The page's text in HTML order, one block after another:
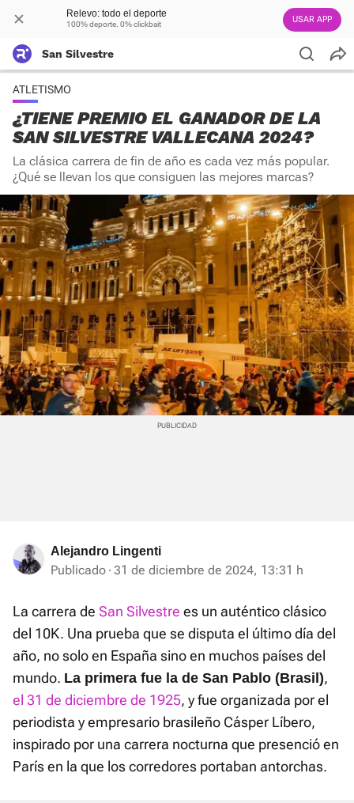
Relevo: todo el deporte
100% deporte. 0% clickbait USAR APP
San Silvestre
ATLETISMO
¿TIENE PREMIO EL GANADOR DE LA
SAN SILVESTRE VALLECANA 2024?
La clásica carrera de fin de año es cada vez más popular.
¿Qué se llevan los que consiguen las mejores marcas?
Alejandro Lingenti
Publicado 31 de diciembre de 2024, 13:31 h
La carrera de San Silvestre es un auténtico clásico
del 10K. Una prueba que se disputa el último día del
año, no solo en España sino en muchos países del
mundo. La primera fue la de San Pablo (Brasil),
el 31 de diciembre de 1925, y fue organizada por el
periodista y empresario brasileño Cásper Líbero,
inspirado por una carrera nocturna que presenció en
París en la que los corredores portaban antorchas.